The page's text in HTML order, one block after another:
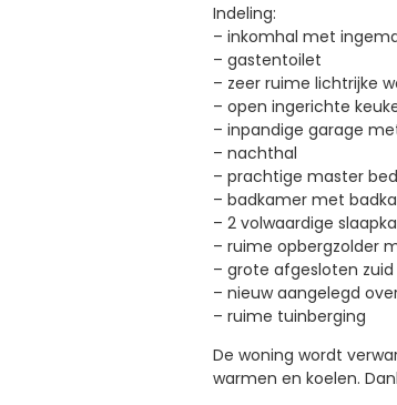
Indeling:
– inkomhal met
– gastentoilet
– zeer ruime lichtrijke
– open ingerichte
– inpandige garage
– nachthal
– prachtige master
– badkamer met
– 2 volwaardige
– ruime opbergzolder
– grote afgesloten
– nieuw aangelegd
– ruime tuinberging
De woning wordt
warmen en koelen.